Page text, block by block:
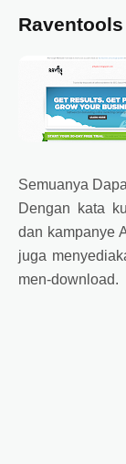
Raventools
Semuanya
Dengan kata
dan kampanye
juga
men-download.